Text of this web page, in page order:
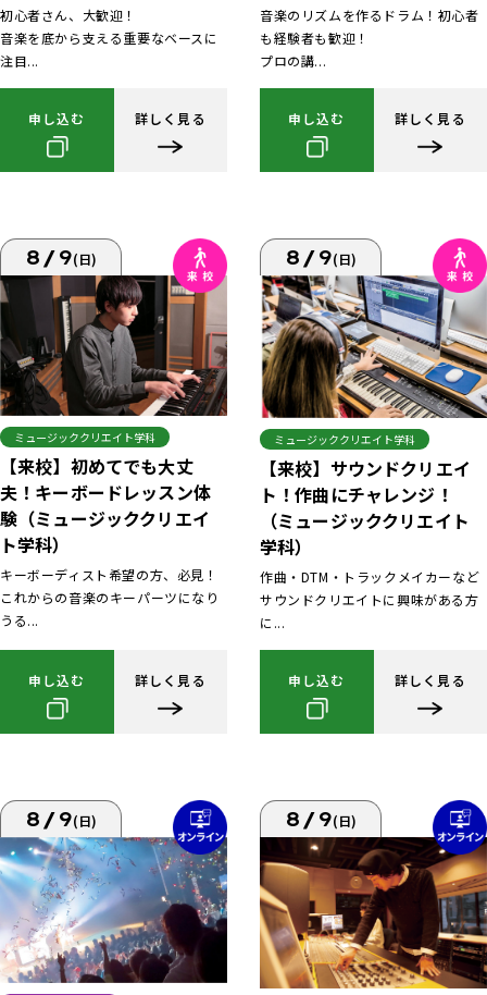
初心者さん、大歓迎！
音楽を底から支える重要なベースに
注目...
申し込む 詳しく見る
音楽のリズムを作るドラム！初心者
も経験者も歓迎！
プロの講...
申し込む 詳しく見る
8/9(日)
ミュージッククリエイト学科
【来校】初めてでも大丈
夫！キーボードレッスン体
験（ミュージッククリエイ
ト学科）
キーボーディスト希望の方、必見！
これからの音楽のキーパーツになり
うる...
申し込む 詳しく見る
8/9(日)
ミュージッククリエイト学科
【来校】サウンドクリエイ
ト！作曲にチャレンジ！
（ミュージッククリエイト
学科）
作曲・DTM・トラックメイカーなど
サウンドクリエイトに興味がある方
に...
申し込む 詳しく見る
8/9(日) 8/9(日)